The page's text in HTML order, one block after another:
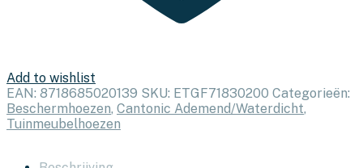
Add to wishlist
EAN: 8718685020139 SKU: ETGF71830200 Categorieën:
Beschermhoezen, Cantonic Ademend/Waterdicht,
Tuinmeubelhoezen